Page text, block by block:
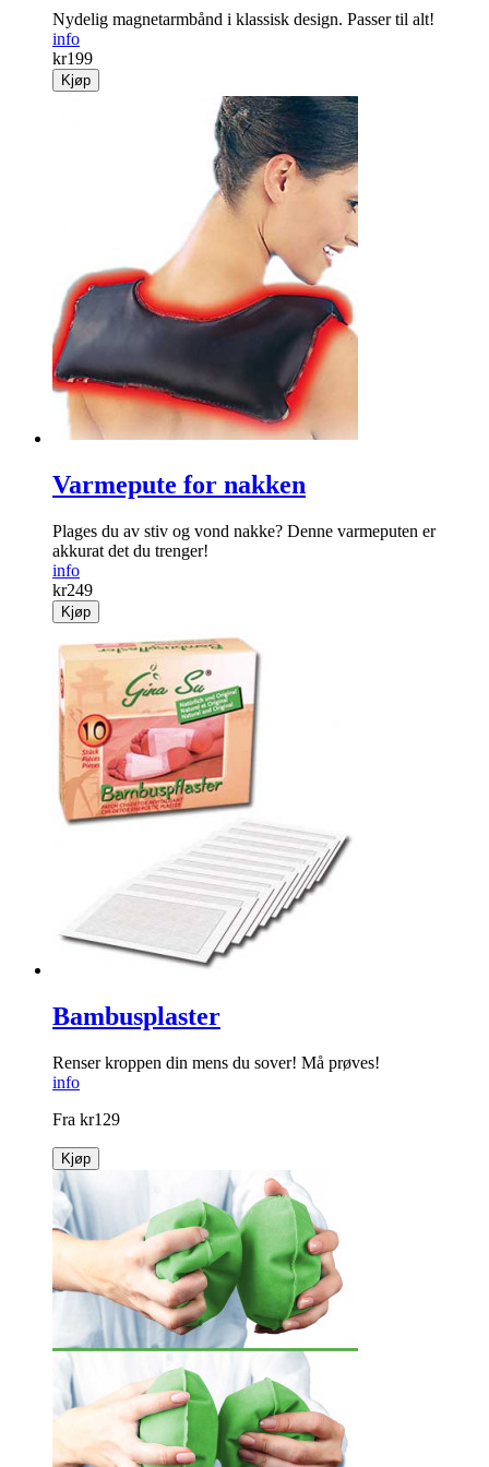
Nydelig magnet­armbånd i klassisk design. Passer til alt!
info
kr199
Kjøp
Varmepute for nakken
Plages du av stiv og vond nakke? Denne varmeputen er
akkurat det du trenger!
info
kr249
Kjøp
Bambusplaster
Renser kroppen din mens du sover! Må prøves!
info
Fra kr129
Kjøp